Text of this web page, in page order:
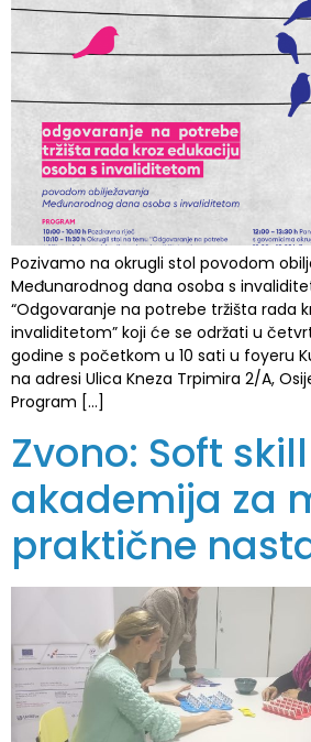
Pozivamo na okrugli stol povodom
Međunarodnog dana osoba s
“Odgovaranje na potrebe tržišta rada
invaliditetom” koji će se održati u
godine s početkom u 10 sati u foyeru
na adresi Ulica Kneza Trpimira 2/A,
Program […]
Zvono: Soft skill
akademija za
praktične